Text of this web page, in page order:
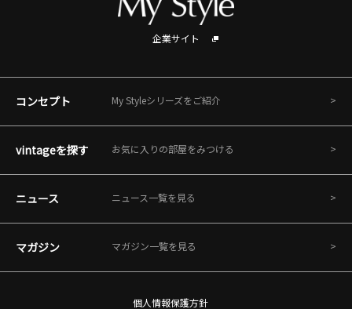
企業サイト
コンセプト My Styleシリーズをご紹介
vintageを探す お気に入りの部屋をみつける
ニュース ニュース一覧を見る
マガジン マガジン一覧を見る
個人情報保護方針